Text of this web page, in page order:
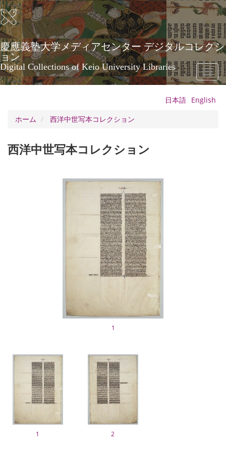
メ
イ
ン
コ
ン
テ
ン
ツ
に
慶應義塾大学メディアセンター デジタルコレクシ
ョン
Digital Collections of Keio University Libraries
Toggle
日本語 English
ホーム
西洋中世写本コレクション
西洋中世写本コレクション
1
1 2